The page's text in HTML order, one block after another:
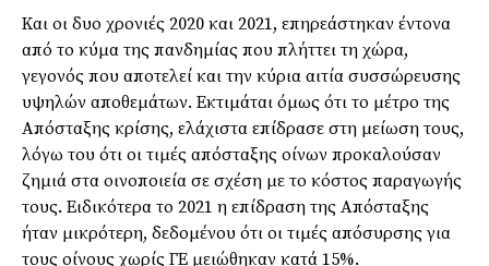
Και οι δυο χρονιές 2020 και 2021, επηρεάστηκαν έντονα
από το κύμα της πανδημίας που πλήττει τη χώρα,
γεγονός που αποτελεί και την κύρια αιτία συσσώρευσης
υψηλών αποθεμάτων. Εκτιμάται όμως ότι το μέτρο της
Απόσταξης κρίσης, ελάχιστα επίδρασε στη μείωση τους,
λόγω του ότι οι τιμές απόσταξης οίνων προκαλούσαν
ζημιά στα οινοποιεία σε σχέση με το κόστος παραγωγής
τους. Ειδικότερα το 2021 η επίδραση της Απόσταξης
ήταν μικρότερη, δεδομένου ότι οι τιμές απόσυρσης για
τους οίνους χωρίς ΓΕ μειώθηκαν κατά 15%.